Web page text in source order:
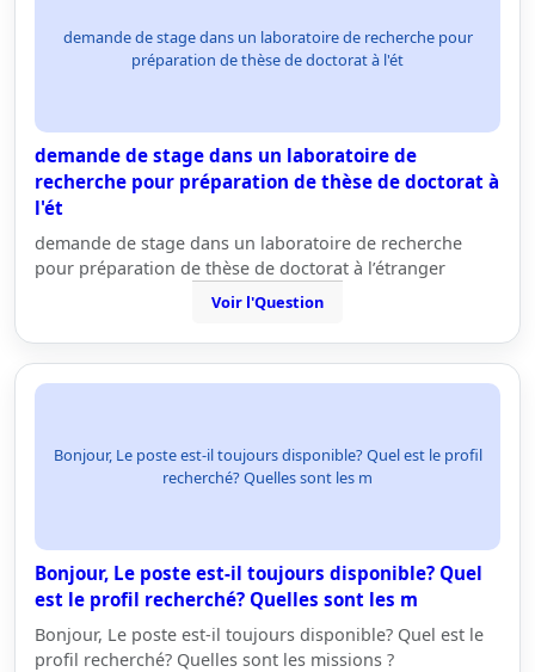
demande de stage dans un laboratoire de recherche pour
préparation de thèse de doctorat à l'ét
demande de stage dans un laboratoire de
recherche pour préparation de thèse de doctorat à
l'ét
demande de stage dans un laboratoire de recherche
pour préparation de thèse de doctorat à l’étranger
Voir l'Question
Bonjour, Le poste est-il toujours disponible? Quel est le profil
recherché? Quelles sont les m
Bonjour, Le poste est-il toujours disponible? Quel
est le profil recherché? Quelles sont les m
Bonjour, Le poste est-il toujours disponible? Quel est le
profil recherché? Quelles sont les missions ?